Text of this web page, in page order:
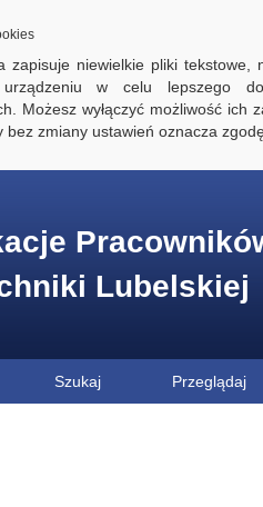
zapisuje niewielkie pliki tekstowe,
w celu lepszego
Możesz wyłączyć możliwość ich
bez zmiany ustawień oznacza
Lubelskiej
Szukaj Przeglądaj